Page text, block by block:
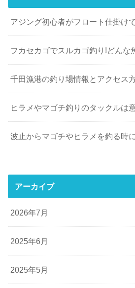
アジング初心者がフロート仕掛け
フカセカゴでスルカゴ釣り!どんな
千田漁港の釣り場情報とアクセス
ヒラメやマゴチ釣りのタックルは
波止からマゴチやヒラメを釣る時
アーカイブ
2026年7月
2025年6月
2025年5月